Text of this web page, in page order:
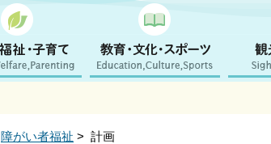
障がい者福祉 > 計画